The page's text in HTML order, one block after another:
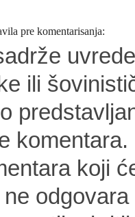
pre komentarisanja:
ili
koji